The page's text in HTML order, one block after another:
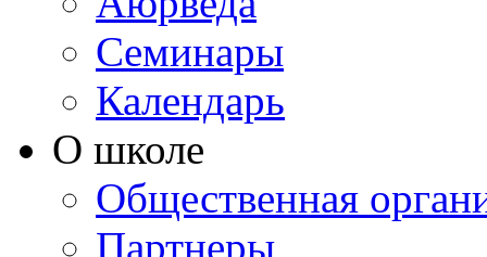
Семинары
Календарь
О школе
Общественная
Партнеры